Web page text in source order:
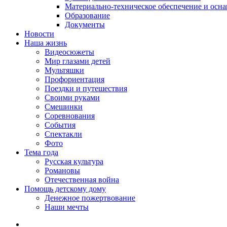
Материально-техническое обеспечение и
Образование
Документы
Новости
Наша жизнь
Видеосюжеты
Мир глазами детей
Мультяшки
Профориентация
Поездки и путешествия
Своими руками
Смешинки
Соревнования
События
Спектакли
Фото
Тема года
Русская культура
Романовы
Отечественная война
Помощь детскому дому
Денежное пожертвование
Наши мечты